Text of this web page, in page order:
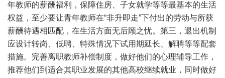
年教师的薪酬福利，保障住房、子女就学等等最基本的生活
权益，至少要让青年教师在“非升即走”下付出的劳动与所获
薪酬待遇相匹配，在生活方面无后顾之忧。第三，退出机制
应设计转岗、低聘、特殊情况下试用期延长、解聘等等配套
措施。完善离职教师补偿制度，做好他们的心理辅导工作，
推荐他们到适合其职业发展的其他高校继续就业，同时做好